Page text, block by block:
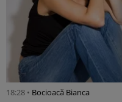
18:28 • Bocioacă Bianca